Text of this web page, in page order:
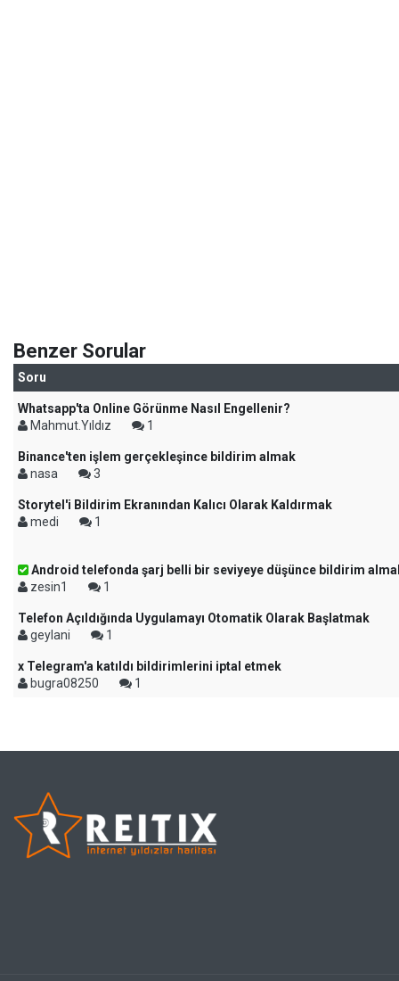
Benzer Sorular
Soru
Whatsapp'ta Online Görünme Nasıl Engellenir?
Mahmut.Yıldız
1
Binance'ten işlem gerçekleşince bildirim almak
nasa
3
Storytel'i Bildirim Ekranından Kalıcı Olarak Kaldırmak
medi
1
Android telefonda şarj belli bir seviyeye düşünce bildirim
zesin1
1
Telefon Açıldığında Uygulamayı Otomatik Olarak Başlatmak
geylani
1
x Telegram'a katıldı bildirimlerini iptal etmek
bugra08250
1